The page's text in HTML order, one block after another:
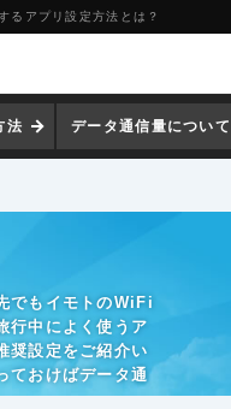
るアプリ設定方法とは？
法 データ通信量について
でもイモトのWiFi
行中によく使うア
奨設定をご紹介い
ておけばデータ通